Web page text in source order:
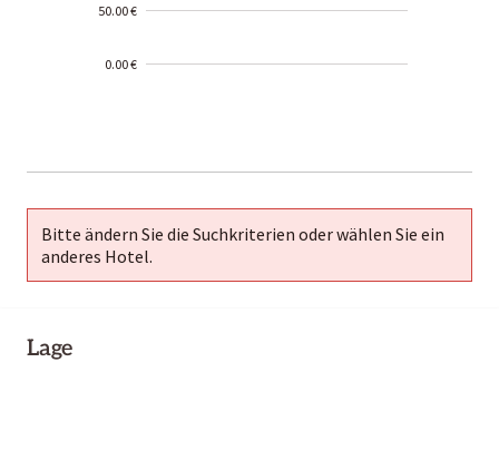
50.00 €
0.00 €
01-02
Bitte ändern Sie die Suchkriterien oder wählen Sie ein
anderes Hotel.
Lage